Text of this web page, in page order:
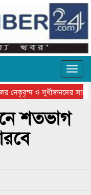
নেতৃবৃন্দ ও সুধীজনদের সাথে
শতভাগ